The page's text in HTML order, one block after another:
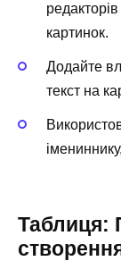
картинок.
Додайте
текст на
Таблиця: